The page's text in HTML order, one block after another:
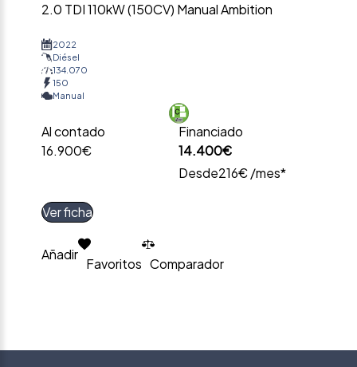
2.0 TDI 110kW (150CV) Manual Ambition
2022
Diésel
134.070
150
Manual
Al contado
16.900€
Financiado
14.400€
Desde216€ /mes*
Ver ficha
Añadir
Favoritos Comparador